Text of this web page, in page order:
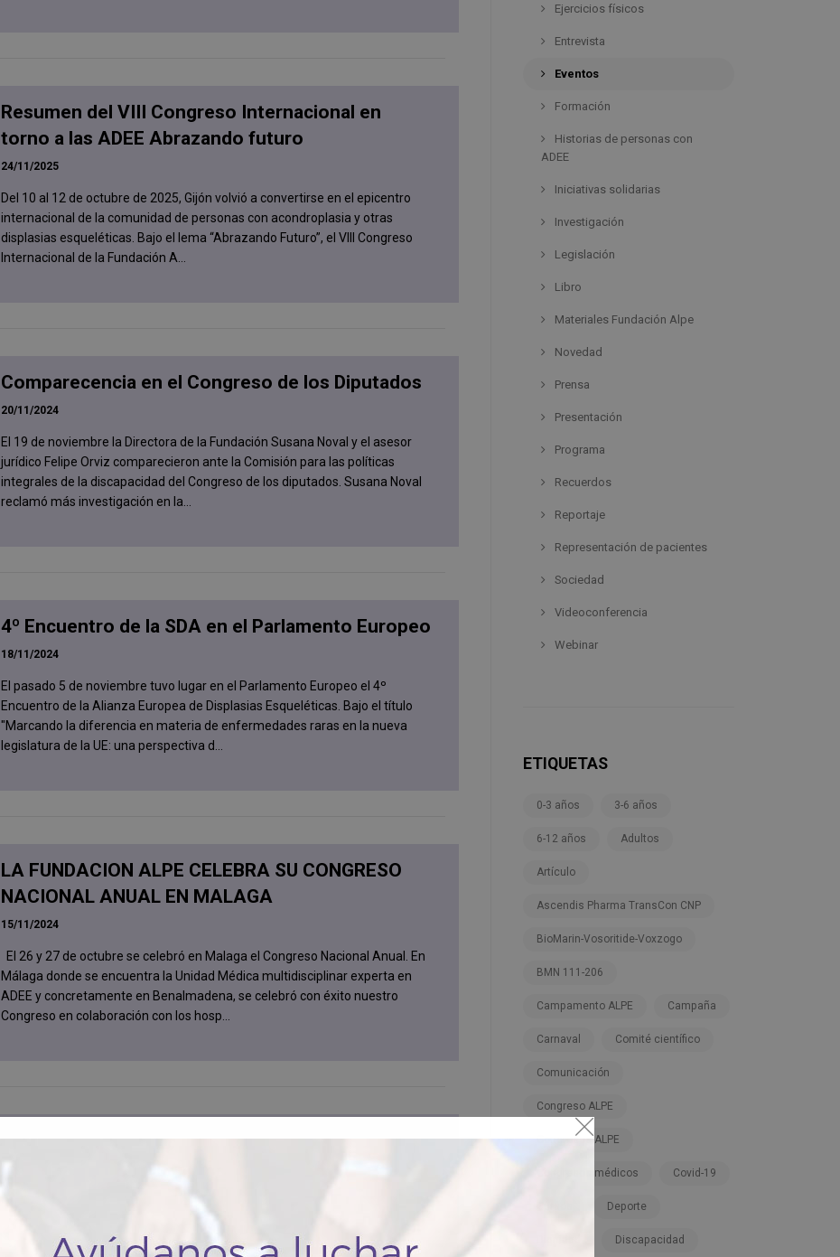
Resumen del VIII Congreso Internacional en
torno a las ADEE Abrazando futuro
24/11/2025
Del 10 al 12 de octubre de 2025, Gijón volvió a convertirse en el epicentro
internacional de la comunidad de personas con acondroplasia y otras
displasias esqueléticas. Bajo el lema “Abrazando Futuro”, el VIII Congreso
Internacional de la Fundación A...
Comparecencia en el Congreso de los Diputados
20/11/2024
El 19 de noviembre la Directora de la Fundación Susana Noval y el asesor
jurídico Felipe Orviz comparecieron ante la Comisión para las políticas
integrales de la discapacidad del Congreso de los diputados. Susana Noval
reclamó más investigación en la...
4º Encuentro de la SDA en el Parlamento Europeo
18/11/2024
El pasado 5 de noviembre tuvo lugar en el Parlamento Europeo el 4º
Encuentro de la Alianza Europea de Displasias Esqueléticas. Bajo el título
"Marcando la diferencia en materia de enfermedades raras en la nueva
legislatura de la UE: una perspectiva d...
LA FUNDACION ALPE CELEBRA SU CONGRESO
NACIONAL ANUAL EN MALAGA
15/11/2024
El 26 y 27 de octubre se celebró en Malaga el Congreso Nacional Anual. En
Málaga donde se encuentra la Unidad Médica multidisciplinar experta en
ADEE y concretamente en Benalmadena, se celebró con éxito nuestro
Congreso en colaboración con los hosp...
40th Annual Conference of Human Dignity and
Humiliation
Congreso Anual de Dignidad Humana y Humillación), celebrado este año en
Ejercicios físicos
Entrevista
Eventos
Formación
Historias de personas con
ADEE
Iniciativas solidarias
Investigación
Legislación
Libro
Materiales Fundación Alpe
Novedad
Prensa
Presentación
Programa
Recuerdos
Reportaje
Representación de pacientes
Sociedad
Videoconferencia
Webinar
ETIQUETAS
0-3 años 3-6 años
6-12 años Adultos
Artículo
Ascendis Pharma TransCon CNP
BioMarin-Vosoritide-Voxzogo
BMN 111-206
Campamento ALPE Campaña
Carnaval Comité científico
Comunicación
Congreso ALPE
Congresos ALPE
Congresos médicos Covid-19
Deporte
Discapacidad